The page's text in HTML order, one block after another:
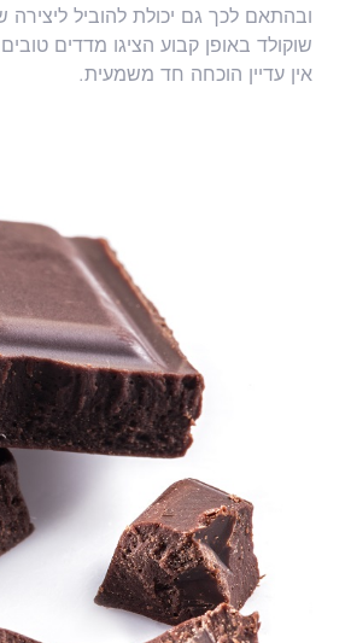
ובהתאם לכך גם יכולת להוביל
שוקולד באופן קבוע הציגו מדדים
אין עדיין הוכחה חד משמעית.